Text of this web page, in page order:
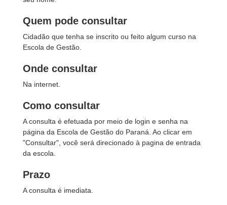
Quem pode consultar
Cidadão que tenha se inscrito ou feito algum curso na
Escola de Gestão.
Onde consultar
Na internet.
Como consultar
A consulta é efetuada por meio de login e senha na
página da Escola de Gestão do Paraná. Ao clicar em
"Consultar", você será direcionado à pagina de entrada
da escola.
Prazo
A consulta é imediata.